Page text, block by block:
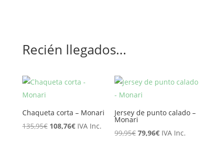
Recién llegados...
Chaqueta corta – Monari
135,95€ El
108,76€ElIVA Inc.
Jersey de punto calado –
Monari
99,95€ El
79,96€ElIVA Inc.